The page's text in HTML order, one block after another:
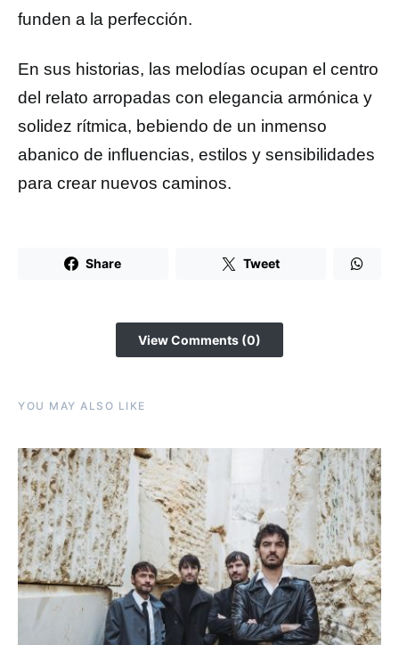
funden a la perfección.
En sus historias, las melodías ocupan el centro
del relato arropadas con elegancia armónica y
solidez rítmica, bebiendo de un inmenso
abanico de influencias, estilos y sensibilidades
para crear nuevos caminos.
Share Tweet
View Comments (0)
YOU MAY ALSO LIKE